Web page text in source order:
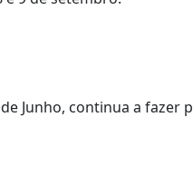
Junho, continua a fazer